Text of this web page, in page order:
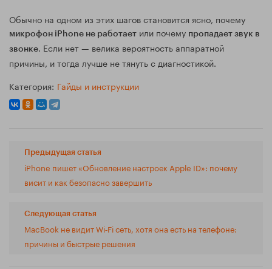
Обычно на одном из этих шагов становится ясно, почему
микрофон iPhone не работает или почему пропадает звук в
звонке. Если нет — велика вероятность аппаратной
причины, и тогда лучше не тянуть с диагностикой.
Категория: Гайды и инструкции
Предыдущая статья
iPhone пишет «Обновление настроек Apple ID»: почему
висит и как безопасно завершить
Следующая статья
MacBook не видит Wi‑Fi сеть, хотя она есть на телефоне:
причины и быстрые решения